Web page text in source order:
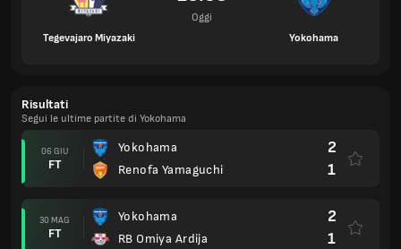
Tegevajaro Miyazaki
Oggi
Yokohama
Risultati
Segui le ultime partite di Yokohama
06 GIU
FT
Yokohama
Renofa Yamaguchi
2
1
30 MAG
FT
Yokohama
RB Omiya Ardija
2
1